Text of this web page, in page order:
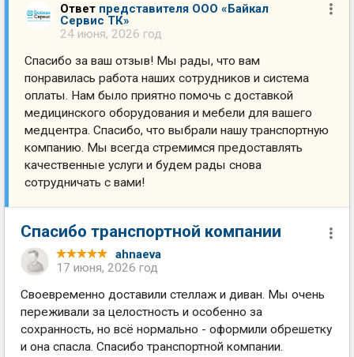
Ответ представителя ООО «Байкал
Сервис ТК»
24 июня, 2026 год
Спасибо за ваш отзыв! Мы рады, что вам
понравилась работа наших сотрудников и система
оплаты. Нам было приятно помочь с доставкой
медицинского оборудования и мебели для вашего
медцентра. Спасибо, что выбрали нашу транспортную
компанию. Мы всегда стремимся предоставлять
качественные услуги и будем рады снова
сотрудничать с вами!
Спасибо транспортной компании
ahnaeva
17 июня, 2026 год
Своевременно доставили стеллаж и диван. Мы очень
переживали за целостность и особенно за
сохранность, но всё нормально - оформили обрешетку
и она спасла. Спасибо транспортной компании.